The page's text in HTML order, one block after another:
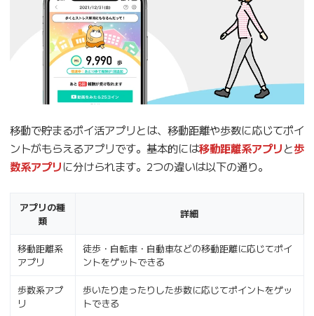
移動で貯まるポイ活アプリとは、移動距離や歩数に応じてポイ
ントがもらえるアプリです。基本的には移動距離系アプリと歩
数系アプリに分けられます。2つの違いは以下の通り。
アプリの種
類
詳細
移動距離系
アプリ
徒歩・自転車・自動車などの移動距離に応じてポイ
ントをゲットできる
歩数系アプ
リ
歩いたり走ったりした歩数に応じてポイントをゲッ
トできる